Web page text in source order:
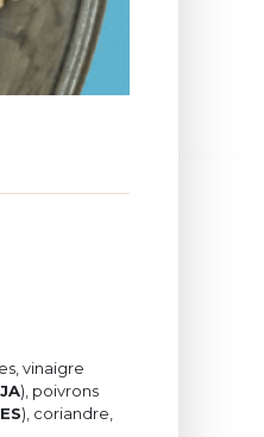
vinaigre
), poivrons
), coriandre,